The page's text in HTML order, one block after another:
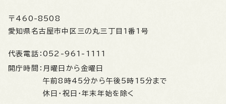
〒460-8508
愛知県名古屋市中区三の丸三丁目1番1号
代表電話： 052-961-1111
開庁時間： 月曜日から金曜日
午前8時45分から午後5時15分まで
休日・祝日・年末年始を除く